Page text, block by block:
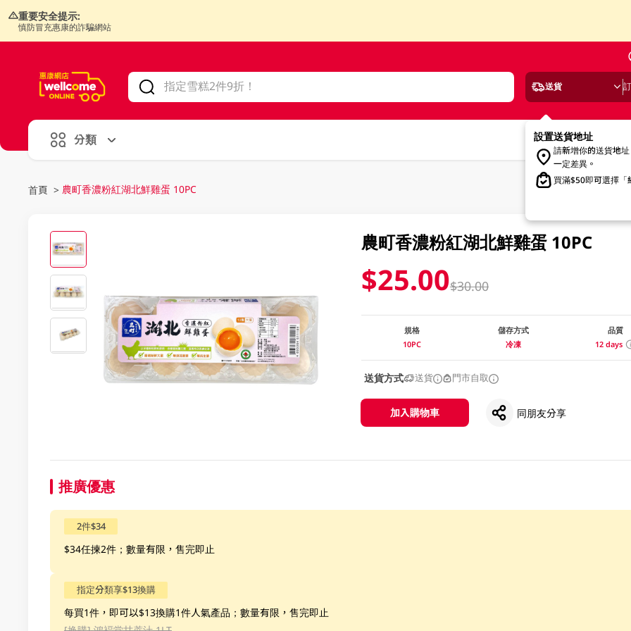
重要安全提示:
慎防冒充惠康的詐騙網站
送貨
設置送貨地址
請新增你的送貨地
一定差異。
買滿$50即可選擇「
分類
首頁 > 農町香濃粉紅湖北鮮雞蛋 10PC
農町香濃粉紅湖北鮮雞蛋 10PC
$25.00$30.00
規格
10PC
儲存方式
冷凍
品質
12 days
送貨方式 送貨 門市自取
加入購物車 同朋友分享
推廣優惠
2件$34
$34任揀2件；數量有限，售完即止
指定分類享$13換購
每買1件，即可以$13換購1件人氣產品；數量有限，售完即止